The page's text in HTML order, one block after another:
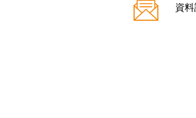
資